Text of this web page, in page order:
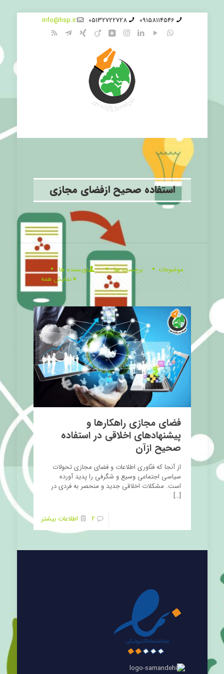
09158114546
05132722728
info@hsp.ir
استفاده صحیح ازفضای مجازی
موضوعات برچسب ها
نویسنده ها
نمایش همه
فضای مجازی راهکارها و
پیشنهادهای اخلاقی در استفاده
صحیح ازآن
از آنجا که فنّاوری اطلاعات و فضای مجازی تحولات
سیاسی اجتماعی وسیع و شگرفی را پدید آورده
است. مشکلات اخلاقی جدید و منحصر به فردی در
[…]
2 اطلاعات بیشتر